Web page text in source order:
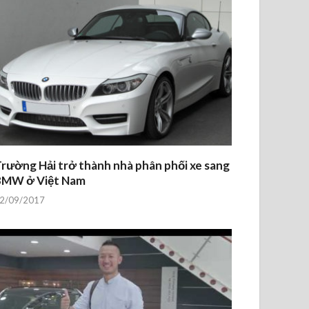
Hải trở thành nhà phân phối xe sang
ở Việt Nam
09/2017